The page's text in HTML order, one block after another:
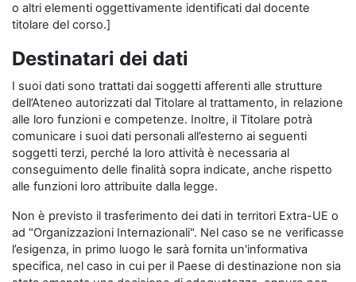
o altri elementi oggettivamente identificati dal docente
titolare del corso.]
Destinatari dei dati
I suoi dati sono trattati dai soggetti afferenti alle strutture
dell’Ateneo autorizzati dal Titolare al trattamento, in relazione
alle loro funzioni e competenze. Inoltre, il Titolare potrà
comunicare i suoi dati personali all’esterno ai seguenti
soggetti terzi, perché la loro attività è necessaria al
conseguimento delle finalità sopra indicate, anche rispetto
alle funzioni loro attribuite dalla legge.
Non è previsto il trasferimento dei dati in territori Extra-UE o
ad "Organizzazioni Internazionali". Nel caso se ne verificasse
l’esigenza, in primo luogo le sarà fornita un'informativa
specifica, nel caso in cui per il Paese di destinazione non sia